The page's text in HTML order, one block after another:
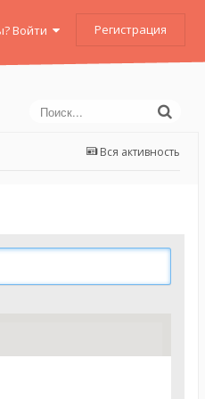
Войти Регистрация
Вся активность